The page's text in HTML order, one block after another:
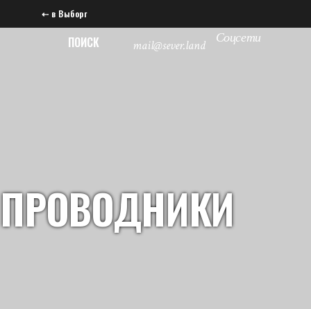
⇠ в Выборг
ПОИСК mail@sever.land Соцсети
ПРОВОДНИКИ